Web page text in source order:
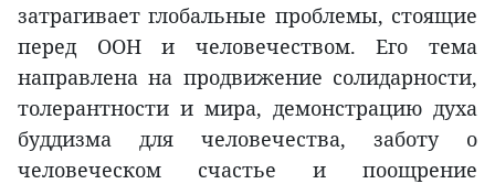
затрагивает глобальные проблемы, стоящие
перед ООН и человечеством. Его тема
направлена на продвижение солидарности,
толерантности и мира, демонстрацию духа
буддизма для человечества, заботу о
человеческом счастье и поощрение